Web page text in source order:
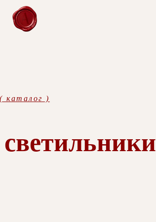
( каталог )